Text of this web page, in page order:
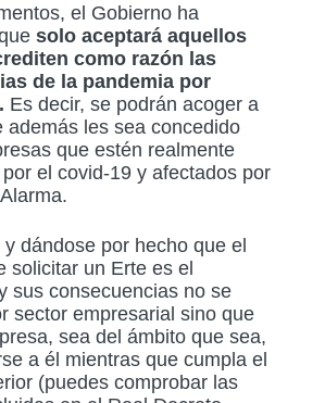
el Gobierno ha
solo aceptará aquellos
como razón las
de la pandemia por
Es decir, se podrán acoger a
además les sea concedido
que estén realmente
el covid-19 y afectados por
dándose por hecho que el
solicitar un Erte es el
sus consecuencias no se
sector empresarial sino que
sea del ámbito que sea,
a él mientras que cumpla el
(puedes comprobar las